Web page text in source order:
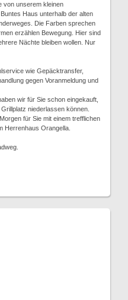
von unserem kleinen
Haus unterhalb der alten
Die Farben sprechen
erzählen Bewegung. Hier sind
Nächte bleiben wollen. Nur
wie Gepäcktransfer,
gegen Voranmeldung und
wir für Sie schon eingekauft,
niederlassen können.
für Sie mit einem trefflichen
Herrenhaus Orangella.